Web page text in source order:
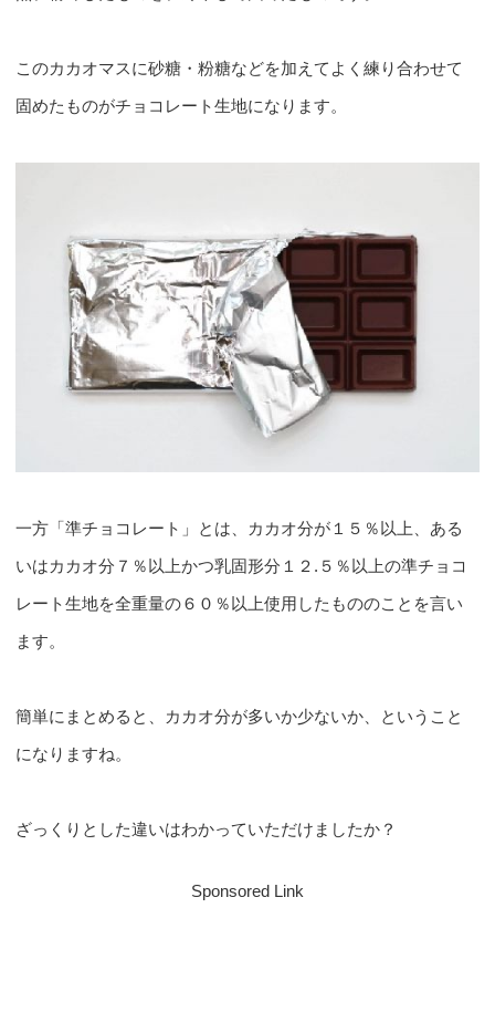
このカカオマスに砂糖・粉糖などを加えてよく練り合わせて
固めたものがチョコレート生地になります。
一方「準チョコレート」とは、カカオ分が１５％以上、ある
いはカカオ分７％以上かつ乳固形分１２.５％以上の準チョコ
レート生地を全重量の６０％以上使用したもののことを言い
ます。
簡単にまとめると、カカオ分が多いか少ないか、ということ
になりますね。
ざっくりとした違いはわかっていただけましたか？
Sponsored Link